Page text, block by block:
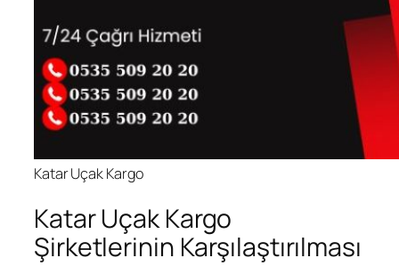
Katar Uçak Kargo
Katar Uçak Kargo
Şirketlerinin Karşılaştırılması